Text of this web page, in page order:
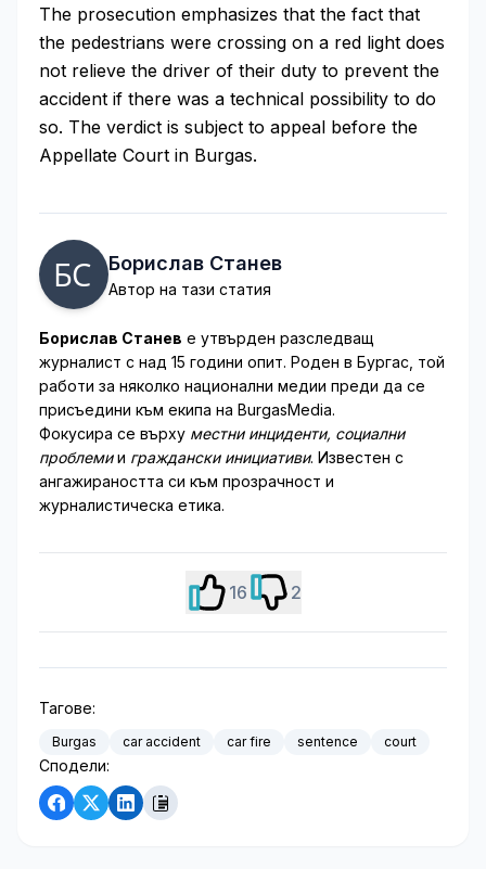
The prosecution emphasizes that the fact that
the pedestrians were crossing on a red light does
not relieve the driver of their duty to prevent the
accident if there was a technical possibility to do
so. The verdict is subject to appeal before the
Appellate Court in Burgas.
Борислав Станев
Автор на тази статия
Борислав Станев е утвърден разследващ
журналист с над 15 години опит. Роден в Бургас, той
работи за няколко национални медии преди да се
присъедини към екипа на BurgasMedia.
Фокусира се върху местни инциденти, социални
проблемии граждански инициативи. Известен с
ангажираността си към прозрачност и
журналистическа етика.
16 2
Тагове:
Burgas car accident car fire sentence court
Сподели: